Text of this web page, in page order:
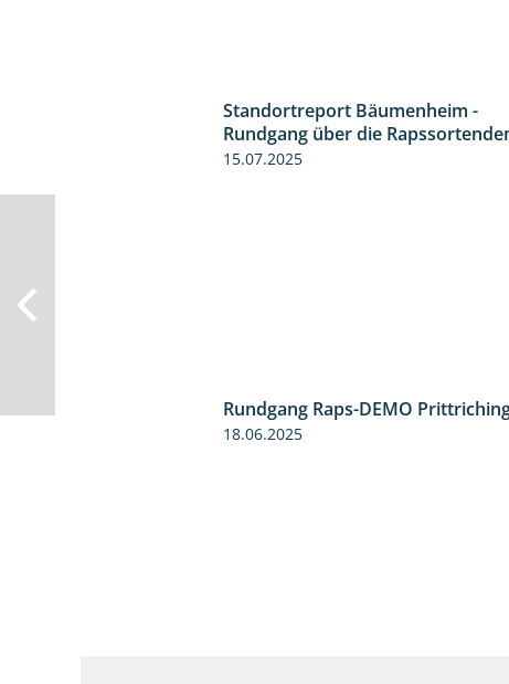
Standortreport Bäumenheim -
Rundgang über die
15.07.2025
Rundgang Raps-DEMO
18.06.2025